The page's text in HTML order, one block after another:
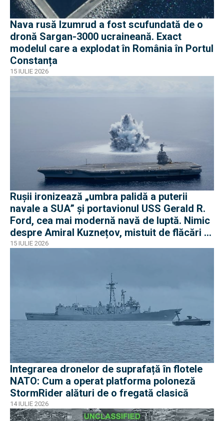
Nava rusă Izumrud a fost scufundată de o
dronă Sargan-3000 ucraineană. Exact
modelul care a explodat în România în Portul
Constanța
15 IULIE 2026
Rușii ironizează „umbra palidă a puterii
navale a SUA” și portavionul USS Gerald R.
Ford, cea mai modernă navă de luptă. Nimic
despre Amiral Kuznețov, mistuit de flăcări și
ruginit la cheu
15 IULIE 2026
Integrarea dronelor de suprafață în flotele
NATO: Cum a operat platforma poloneză
StormRider alături de o fregată clasică
14 IULIE 2026